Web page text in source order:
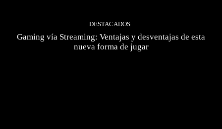
DESTACADOS
Gaming vía Streaming: Ventajas y desventajas de esta
nueva forma de jugar